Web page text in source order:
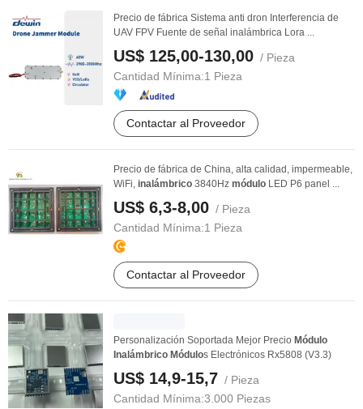
Precio de fábrica Sistema anti dron Interferencia de
UAV FPV Fuente de señal inalámbrica Lora ...
US$ 125,00-130,00 / Pieza
Cantidad Mínima:1 Pieza
Contactar al Proveedor
Precio de fábrica de China, alta calidad, impermeable,
WiFi, inalámbrico 3840Hz módulo LED P6 panel ...
US$ 6,3-8,00 / Pieza
Cantidad Mínima:1 Pieza
Contactar al Proveedor
Personalización Soportada Mejor Precio Módulo
Inalámbrico Módulos Electrónicos Rx5808 (V3.3)
US$ 14,9-15,7 / Pieza
Cantidad Mínima:3.000 Piezas